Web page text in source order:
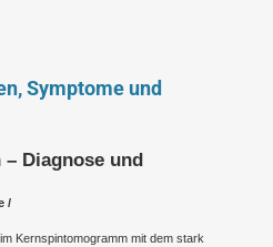
Symptome und
Diagnose und
/
Kernspintomogramm mit dem stark